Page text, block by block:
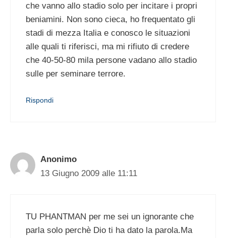
che vanno allo stadio solo per incitare i propri
beniamini. Non sono cieca, ho frequentato gli
stadi di mezza Italia e conosco le situazioni
alle quali ti riferisci, ma mi rifiuto di credere
che 40-50-80 mila persone vadano allo stadio
sulle per seminare terrore.
Rispondi
Anonimo
13 Giugno 2009 alle 11:11
TU PHANTMAN per me sei un ignorante che
parla solo perchè Dio ti ha dato la parola.Ma